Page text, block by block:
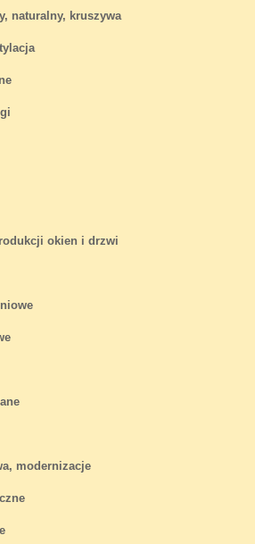
naturalny, kruszywa
okien i drzwi
modernizacje